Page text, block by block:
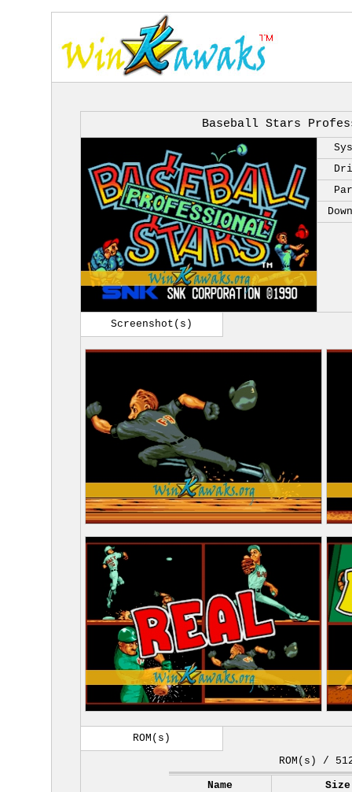
Baseball Stars
Screenshot(s)
ROM(s)
ROM(s) /
Name
Size